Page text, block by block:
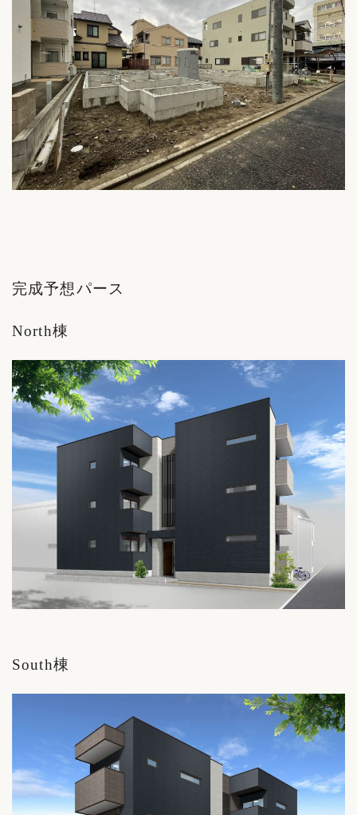
完成予想パース
North棟
South棟